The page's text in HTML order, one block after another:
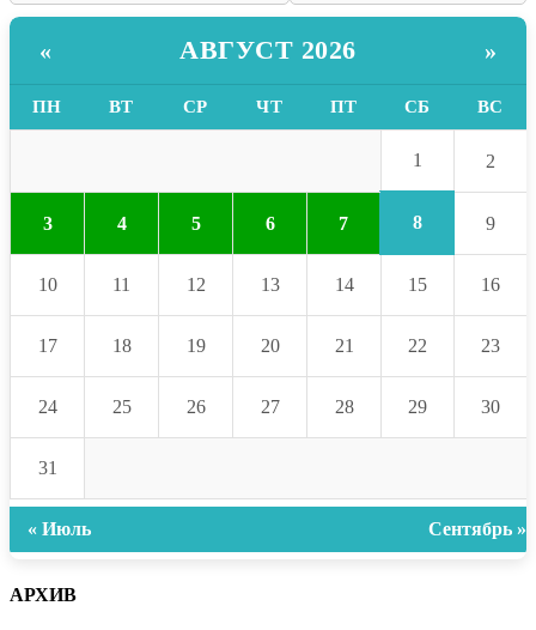
« АВГУСТ 2026 »
ПН ВТ СР ЧТ ПТ СБ ВС
1 2
3 4 5 6 7 8 9
10 11 12 13 14 15 16
17 18 19 20 21 22 23
24 25 26 27 28 29 30
31
« Июль Сентябрь »
АРХИВ